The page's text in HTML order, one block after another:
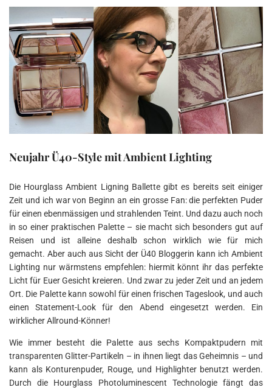
Neujahr Ü40-Style mit Ambient Lighting
Die Hourglass Ambient Ligning Ballette gibt es bereits seit einiger
Zeit und ich war von Beginn an ein grosse Fan: die perfekten Puder
für einen ebenmässigen und strahlenden Teint. Und dazu auch noch
in so einer praktischen Palette – sie macht sich besonders gut auf
Reisen und ist alleine deshalb schon wirklich wie für mich
gemacht. Aber auch aus Sicht der Ü40 Bloggerin kann ich Ambient
Lighting nur wärmstens empfehlen: hiermit könnt ihr das perfekte
Licht für Euer Gesicht kreieren. Und zwar zu jeder Zeit und an jedem
Ort. Die Palette kann sowohl für einen frischen Tageslook, und auch
einen Statement-Look für den Abend eingesetzt werden. Ein
wirklicher Allround-Könner!
Wie immer besteht die Palette aus sechs Kompaktpudern mit
transparenten Glitter-Partikeln – in ihnen liegt das Geheimnis – und
kann als Konturenpuder, Rouge, und Highlighter benutzt werden.
Durch die Hourglass Photoluminescent Technologie fängt das